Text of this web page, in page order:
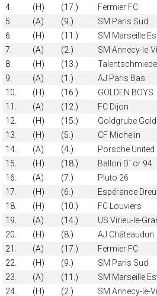
4.
(H) (17.) Fermier FC
5.
(A) (9.) SM Paris Sud
6.
(H) (11.) SM Marseille
7.
(A) (2.) SM Annecy-le-
8.
(H) (13.)
9.
(A) (1.) AJ Paris Bas
10.
(H) (16.) GOLDEN BOYS
11.
(A) (12.) FC Dijon
12.
(H) (15.) Goldgrube
13.
(H) (5.) CF Michelin
14.
(A) (4.) Porsche United
15.
(H) (18.) Ballon D´ or 94
16.
(A) (7.) Pluto 26
17.
(H) (6.) Espérance
18.
(H) (10.) FC Louviers
19.
(A) (14.) US Virieu-le-
20.
(H) (8.) AJ Châteaudun
21.
(A) (17.) Fermier FC
22.
(H) (9.) SM Paris Sud
23.
(A) (11.) SM Marseille
24.
(H) (2.) SM Annecy-le-